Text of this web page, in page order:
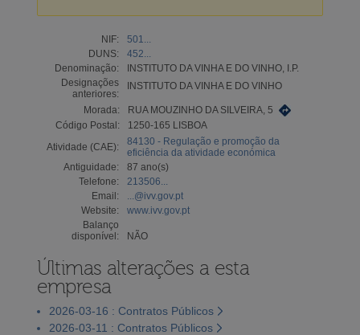
NIF:
501...
DUNS:
452...
Denominação:
INSTITUTO DA VINHA E DO VINHO, I.P.
Designações
anteriores:
INSTITUTO DA VINHA E DO VINHO
Morada:
RUA MOUZINHO DA SILVEIRA, 5
Código Postal:
1250-165 LISBOA
Atividade (CAE):
84130 - Regulação e promoção da
eficiência da atividade económica
Antiguidade:
87 ano(s)
Telefone:
213506...
Email:
...@ivv.gov.pt
Website:
www.ivv.gov.pt
Balanço
disponível:
NÃO
Últimas alterações a esta
empresa
2026-03-16 : Contratos Públicos
2026-03-11 : Contratos Públicos